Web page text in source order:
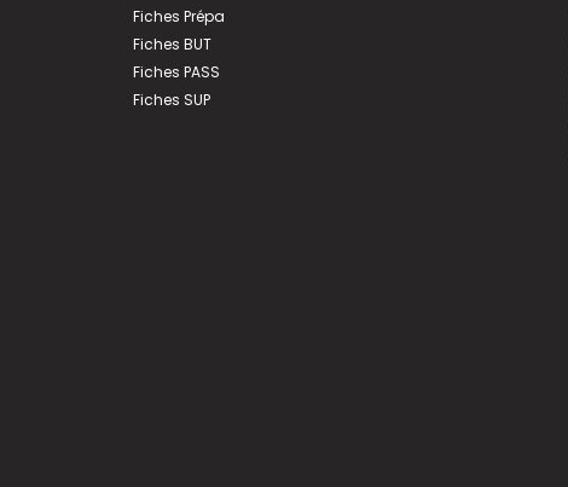
Fiches Prépa
Fiches BUT
Fiches PASS
Fiches SUP